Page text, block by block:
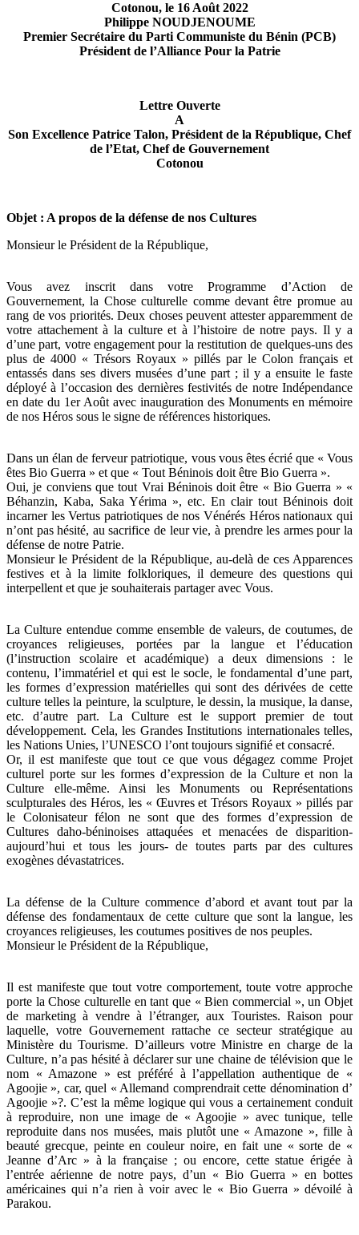
Cotonou, le 16 Août 2022
Philippe NOUDJENOUME
Premier Secrétaire du Parti Communiste du Bénin (PCB)
Président de l’Alliance Pour la Patrie
Lettre Ouverte
A
Son Excellence Patrice Talon, Président de la République, Chef
de l’Etat, Chef de Gouvernement
Cotonou
Objet : A propos de la défense de nos Cultures
Monsieur le Président de la République,
Vous avez inscrit dans votre Programme d’Action de
Gouvernement, la Chose culturelle comme devant être promue au
rang de vos priorités. Deux choses peuvent attester apparemment de
votre attachement à la culture et à l’histoire de notre pays. Il y a
d’une part, votre engagement pour la restitution de quelques-uns des
plus de 4000 « Trésors Royaux » pillés par le Colon français et
entassés dans ses divers musées d’une part ; il y a ensuite le faste
déployé à l’occasion des dernières festivités de notre Indépendance
en date du 1er Août avec inauguration des Monuments en mémoire
de nos Héros sous le signe de références historiques.
Dans un élan de ferveur patriotique, vous vous êtes écrié que « Vous
êtes Bio Guerra » et que « Tout Béninois doit être Bio Guerra ».
Oui, je conviens que tout Vrai Béninois doit être « Bio Guerra » «
Béhanzin, Kaba, Saka Yérima », etc. En clair tout Béninois doit
incarner les Vertus patriotiques de nos Vénérés Héros nationaux qui
n’ont pas hésité, au sacrifice de leur vie, à prendre les armes pour la
défense de notre Patrie.
Monsieur le Président de la République, au-delà de ces Apparences
festives et à la limite folkloriques, il demeure des questions qui
interpellent et que je souhaiterais partager avec Vous.
La Culture entendue comme ensemble de valeurs, de coutumes, de
croyances religieuses, portées par la langue et l’éducation
(l’instruction scolaire et académique) a deux dimensions : le
contenu, l’immatériel et qui est le socle, le fondamental d’une part,
les formes d’expression matérielles qui sont des dérivées de cette
culture telles la peinture, la sculpture, le dessin, la musique, la danse,
etc. d’autre part. La Culture est le support premier de tout
développement. Cela, les Grandes Institutions internationales telles,
les Nations Unies, l’UNESCO l’ont toujours signifié et consacré.
Or, il est manifeste que tout ce que vous dégagez comme Projet
culturel porte sur les formes d’expression de la Culture et non la
Culture elle-même. Ainsi les Monuments ou Représentations
sculpturales des Héros, les « Œuvres et Trésors Royaux » pillés par
le Colonisateur félon ne sont que des formes d’expression de
Cultures daho-béninoises attaquées et menacées de disparition-
aujourd’hui et tous les jours- de toutes parts par des cultures
exogènes dévastatrices.
La défense de la Culture commence d’abord et avant tout par la
défense des fondamentaux de cette culture que sont la langue, les
croyances religieuses, les coutumes positives de nos peuples.
Monsieur le Président de la République,
Il est manifeste que tout votre comportement, toute votre approche
porte la Chose culturelle en tant que « Bien commercial », un Objet
de marketing à vendre à l’étranger, aux Touristes. Raison pour
laquelle, votre Gouvernement rattache ce secteur stratégique au
Ministère du Tourisme. D’ailleurs votre Ministre en charge de la
Culture, n’a pas hésité à déclarer sur une chaine de télévision que le
nom « Amazone » est préféré à l’appellation authentique de «
Agoojie », car, quel « Allemand comprendrait cette dénomination d’
Agoojie »?. C’est la même logique qui vous a certainement conduit
à reproduire, non une image de « Agoojie » avec tunique, telle
reproduite dans nos musées, mais plutôt une « Amazone », fille à
beauté grecque, peinte en couleur noire, en fait une « sorte de «
Jeanne d’Arc » à la française ; ou encore, cette statue érigée à
l’entrée aérienne de notre pays, d’un « Bio Guerra » en bottes
américaines qui n’a rien à voir avec le « Bio Guerra » dévoilé à
Parakou.